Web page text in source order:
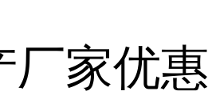
厂家优